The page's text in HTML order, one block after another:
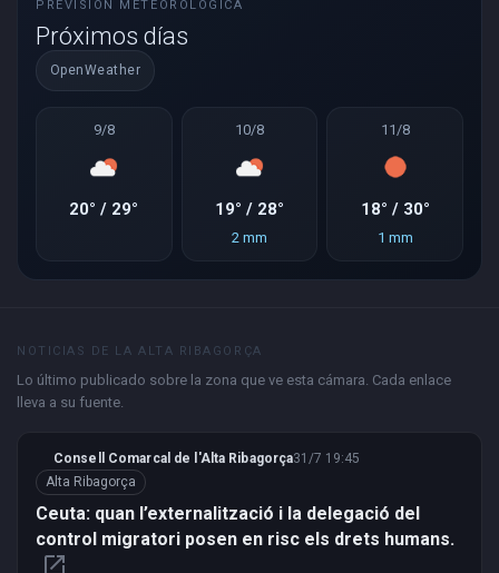
PREVISIÓN METEOROLÓGICA
Próximos días
OpenWeather
9/8
20° / 29°
10/8
19° / 28°
2 mm
11/8
18° / 30°
1 mm
NOTICIAS DE LA ALTA RIBAGORÇA
Lo último publicado sobre la zona que ve esta cámara. Cada enlace
lleva a su fuente.
Consell Comarcal de l'Alta Ribagorça31/7 19:45
Alta Ribagorça
Ceuta: quan l’externalització i la delegació del
control migratori posen en risc els drets humans.
open_in_new